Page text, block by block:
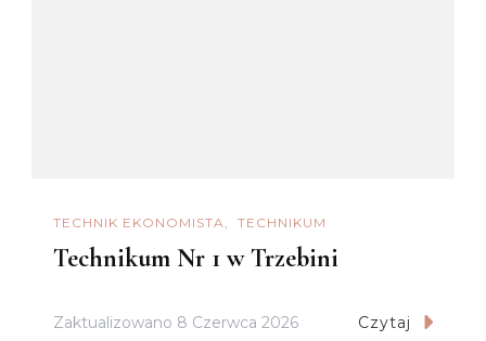
TECHNIK EKONOMISTA TECHNIKUM
Technikum Nr 1 w Trzebini
Zaktualizowano 8 Czerwca 2026 Czytaj